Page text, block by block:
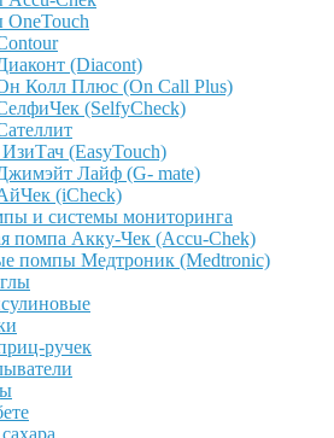
(Diacont)
Колл Плюс (On Call Plus)
(SelfyCheck)
(EasyTouch)
Лайф (G- mate)
(iCheck)
и системы мониторинга
помпа Акку-Чек (Accu-Chek)
помпы Медтроник (Medtronic)
ручек